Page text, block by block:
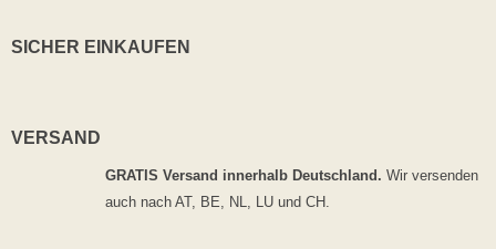
SICHER EINKAUFEN
VERSAND
GRATIS Versand innerhalb Deutschland. Wir versenden
auch nach AT, BE, NL, LU und CH.